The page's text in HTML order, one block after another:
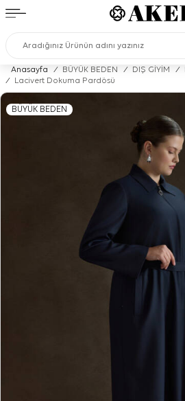
Anasayfa / BÜYÜK BEDEN / DIŞ GİYİM /
/
Lacivert Dokuma Pardösü
BÜYÜK BEDEN